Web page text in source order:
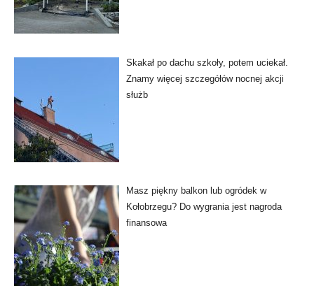
Skakał po dachu szkoły, potem uciekał.
Znamy więcej szczegółów nocnej akcji
służb
Masz piękny balkon lub ogródek w
Kołobrzegu? Do wygrania jest nagroda
finansowa